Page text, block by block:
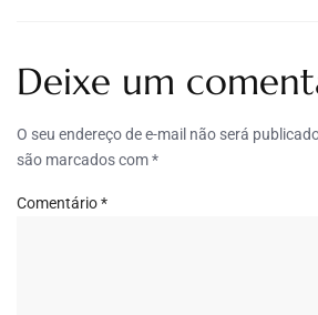
Deixe um
O seu endereço de e-mail não será
são marcados com*
Comentário*